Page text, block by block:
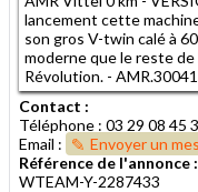
lancement cette
son gros V-twin calé à
moderne que le reste de
Révolution. -
Contact :
Téléphone : 03 29 08 45
Email :
Envoyer un
Référence de l'annonce :
WTEAM-Y-2287433